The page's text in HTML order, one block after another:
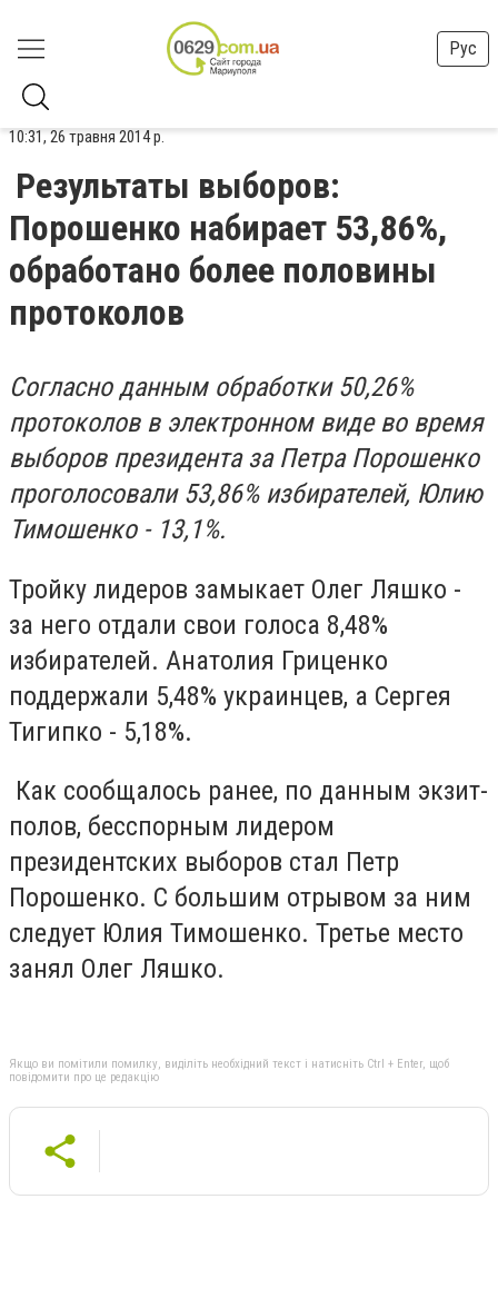
Рус
10:31, 26 травня 2014 р.
Результаты выборов:
Порошенко набирает 53,86%,
обработано более половины
протоколов
Согласно данным обработки 50,26%
протоколов в электронном виде во время
выборов президента за Петра Порошенко
проголосовали 53,86% избирателей, Юлию
Тимошенко - 13,1%.
Тройку лидеров замыкает Олег Ляшко -
за него отдали свои голоса 8,48%
избирателей. Анатолия Гриценко
поддержали 5,48% украинцев, а Сергея
Тигипко - 5,18%.
Как сообщалось ранее, по данным экзит-
полов, бесспорным лидером
президентских выборов стал Петр
Порошенко. С большим отрывом за ним
следует Юлия Тимошенко. Третье место
занял Олег Ляшко.
Якщо ви помітили помилку, виділіть необхідний текст і натисніть Ctrl + Enter, щоб
повідомити про це редакцію